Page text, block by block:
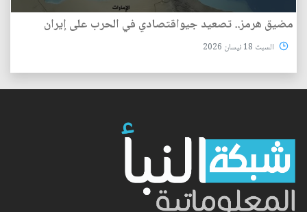
مضيق هرمز.. تصعيد جيواقتصادي في الحرب على إيران
السبت 18 نيسان 2026